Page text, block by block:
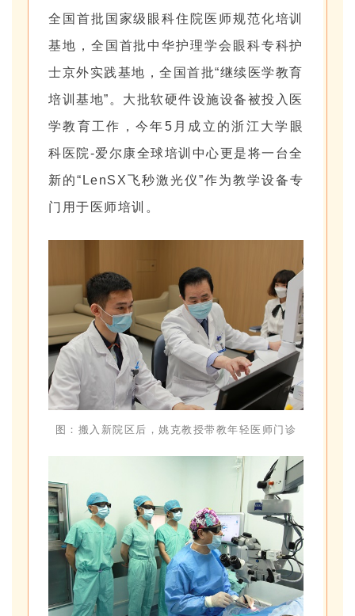
全国首批国家级眼科住院医师规范化培训
基地，全国首批中华护理学会眼科专科护
士京外实践基地，全国首批“继续医学教育
培训基地”。大批软硬件设施设备被投入医
学教育工作，今年5月成立的浙江大学眼
科医院-爱尔康全球培训中心更是将一台全
新的“LenSX飞秒激光仪”作为教学设备专
门用于医师培训。
图：搬入新院区后，姚克教授带教年轻医师门诊